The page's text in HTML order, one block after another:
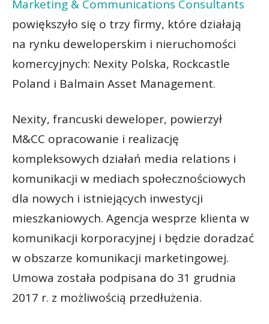
Marketing & Communications Consultants
powiększyło się o trzy firmy, które działają
na rynku deweloperskim i nieruchomości
komercyjnych: Nexity Polska, Rockcastle
Poland i Balmain Asset Management.
Nexity, francuski deweloper, powierzył
M&CC opracowanie i realizację
kompleksowych działań media relations i
komunikacji w mediach społecznościowych
dla nowych i istniejących inwestycji
mieszkaniowych. Agencja wesprze klienta w
komunikacji korporacyjnej i będzie doradzać
w obszarze komunikacji marketingowej.
Umowa została podpisana do 31 grudnia
2017 r. z możliwością przedłużenia.